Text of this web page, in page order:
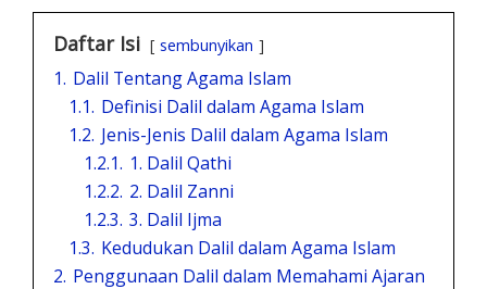
Daftar Isi sembunyikan
1. Dalil Tentang Agama Islam
1.1. Definisi Dalil dalam Agama Islam
1.2. Jenis-Jenis Dalil dalam Agama Islam
1.2.1. 1. Dalil Qathi
1.2.2. 2. Dalil Zanni
1.2.3. 3. Dalil Ijma
1.3. Kedudukan Dalil dalam Agama Islam
2. Penggunaan Dalil dalam Memahami Ajaran